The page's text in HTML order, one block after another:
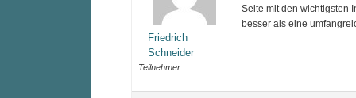
Friedrich
Schneider
Teilnehmer
Seite mit den wichtigsten
besser als eine